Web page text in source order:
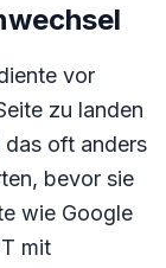
vor
zu landen
das oft anders
bevor sie
wie Google
mit